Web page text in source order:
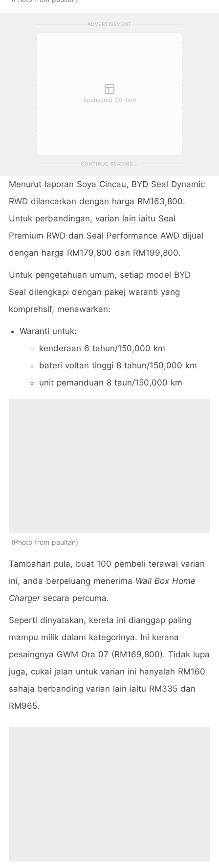
ADVERTISEMENT
Sponsored Content
CONTINUE READING
Menurut laporan Soya Cincau, BYD Seal Dynamic
RWD dilancarkan dengan harga RM163,800.
Untuk perbandingan, varian lain iaitu Seal
Premium RWD dan Seal Performance AWD dijual
dengan harga RM179,800 dan RM199,800.
Untuk pengetahuan umum, setiap model BYD
Seal dilengkapi dengan pakej waranti yang
komprehsif, menawarkan:
Waranti untuk:
kenderaan 6 tahun/150,000 km
bateri voltan tinggi 8 tahun/150,000 km
unit pemanduan 8 taun/150,000 km
Photo from paultan
Tambahan pula, buat 100 pembeli terawal varian
ini, anda berpeluang menerima Wall Box Home
Chargersecara percuma.
Seperti dinyatakan, kereta ini dianggap paling
mampu milik dalam kategorinya. Ini kerana
pesaingnya GWM Ora 07 (RM169,800). Tidak lupa
juga, cukai jalan untuk varian ini hanyalah RM160
sahaja berbanding varian lain iaitu RM335 dan
RM965.